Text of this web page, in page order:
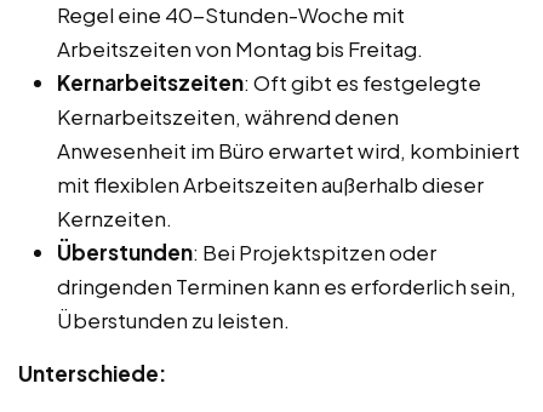
Regel eine 40-Stunden-Woche mit
Arbeitszeiten von Montag bis Freitag.
Kernarbeitszeiten: Oft gibt es festgelegte
Kernarbeitszeiten, während denen
Anwesenheit im Büro erwartet wird, kombiniert
mit flexiblen Arbeitszeiten außerhalb dieser
Kernzeiten.
Überstunden: Bei Projektspitzen oder
dringenden Terminen kann es erforderlich sein,
Überstunden zu leisten.
Unterschiede: